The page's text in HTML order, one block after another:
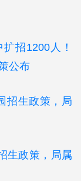
招1200人！
公布
招生政策，局
生政策，局属